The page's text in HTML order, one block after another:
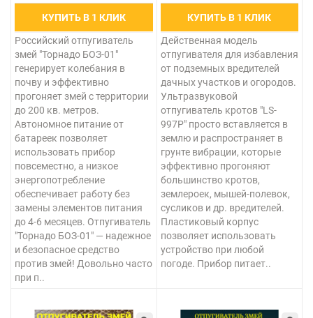
КУПИТЬ В 1 КЛИК
Российский отпугиватель
змей "Торнадо БОЗ-01"
генерирует колебания в
почву и эффективно
прогоняет змей с территории
до 200 кв. метров.
Автономное питание от
батареек позволяет
использовать прибор
повсеместно, а низкое
энергопотребление
обеспечивает работу без
замены элементов питания
до 4-6 месяцев. Отпугиватель
"Торнадо БОЗ-01" — надежное
и безопасное средство
против змей! Довольно часто
при п..
КУПИТЬ В 1 КЛИК
Действенная модель
отпугивателя для избавления
от подземных вредителей
дачных участков и огородов.
Ультразвуковой
отпугиватель кротов "LS-
997P" просто вставляется в
землю и распространяет в
грунте вибрации, которые
эффективно прогоняют
большинство кротов,
землероек, мышей-полевок,
сусликов и др. вредителей.
Пластиковый корпус
позволяет использовать
устройство при любой
погоде. Прибор питает..